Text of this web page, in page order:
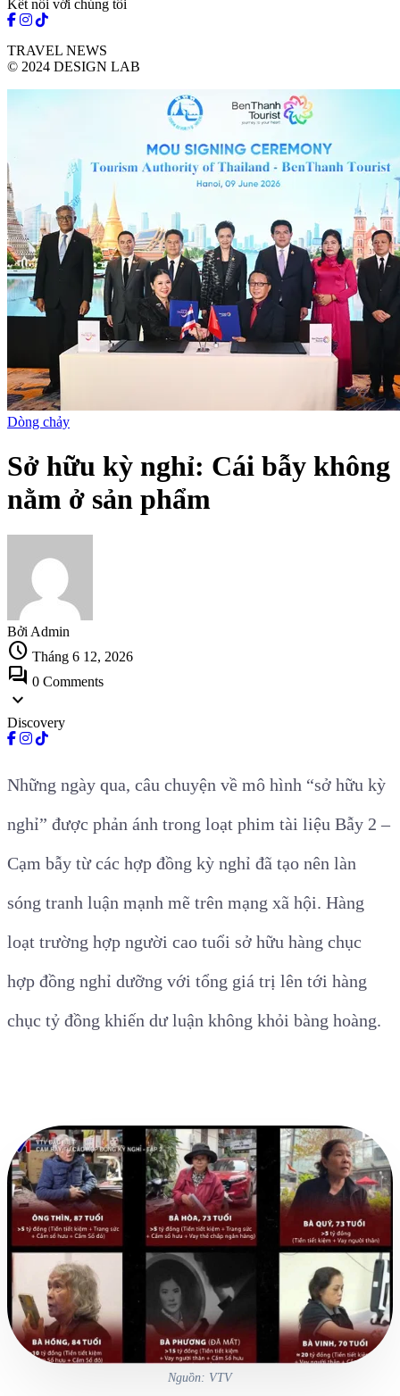
Kết nối với chúng tôi
TRAVEL NEWS
© 2024 DESIGN LAB
Dòng chảy
Sở hữu kỳ nghỉ: Cái bẫy không
nằm ở sản phẩm
Bởi Admin
schedule Tháng 6 12, 2026
forum 0 Comments
expand_more
Discovery
Những ngày qua, câu chuyện về mô hình “sở hữu kỳ
nghỉ” được phản ánh trong loạt phim tài liệu Bẫy 2 –
Cạm bẫy từ các hợp đồng kỳ nghỉ đã tạo nên làn
sóng tranh luận mạnh mẽ trên mạng xã hội. Hàng
loạt trường hợp người cao tuổi sở hữu hàng chục
hợp đồng nghỉ dưỡng với tổng giá trị lên tới hàng
chục tỷ đồng khiến dư luận không khỏi bàng hoàng.
Nguồn: VTV